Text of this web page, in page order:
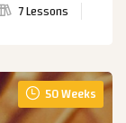
7 Lessons
50 Weeks